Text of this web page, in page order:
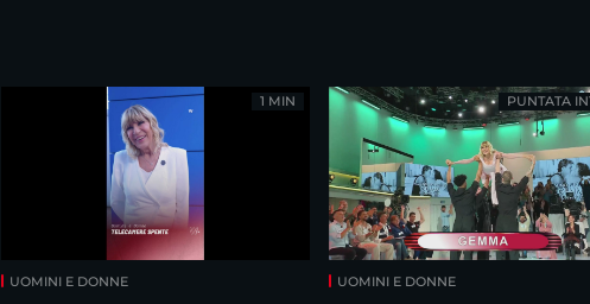
UOMINI E DONNE
1 MIN
UOMINI E DONNE
PUNTATA